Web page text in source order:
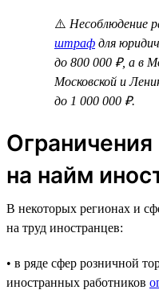
⚠️ Несоблюдение
штраф для
до 800 000 ₽, а в
Московской и
до 1 000 000 ₽.
на найм
В некоторых регионах и
на труд иностранцев:
• в ряде сфер розничной
иностранных работников